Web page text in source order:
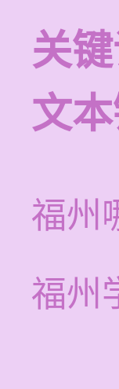
关键
文本
福州
福州